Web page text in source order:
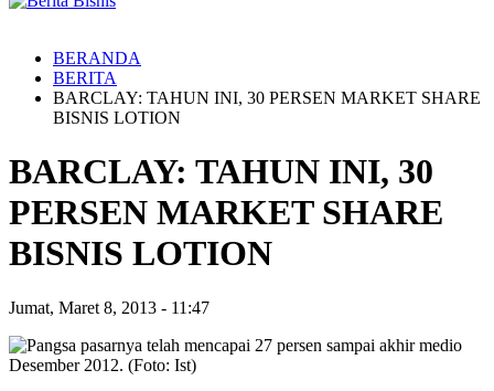
BERANDA
BERITA
BARCLAY: TAHUN INI, 30 PERSEN MARKET SHARE
BISNIS LOTION
BARCLAY: TAHUN INI, 30
PERSEN MARKET SHARE
BISNIS LOTION
Jumat, Maret 8, 2013 - 11:47